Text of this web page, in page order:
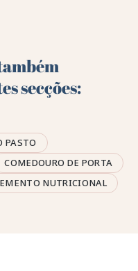
secções:
PASTO
COMEDOURO DE PORTA
NUTRICIONAL